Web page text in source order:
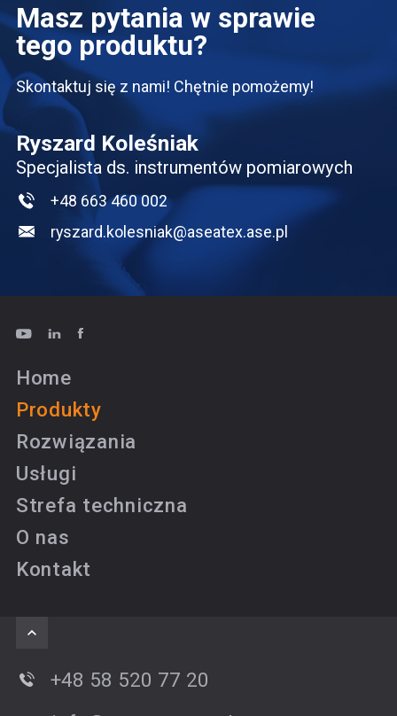
Masz pytania w sprawie
tego produktu?
Skontaktuj się z nami! Chętnie pomożemy!
Ryszard Koleśniak
Specjalista ds. instrumentów pomiarowych
+48 663 460 002
ryszard.kolesniak@aseatex.ase.pl
Home
Produkty
Rozwiązania
Usługi
Strefa techniczna
O nas
Kontakt
+48 58 520 77 20